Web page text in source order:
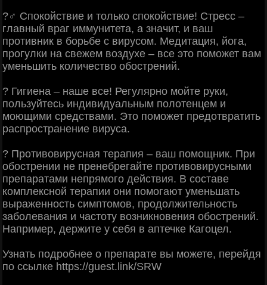
?‍♂ Спокойствие и только спокойствие! Стресс –
главный враг иммунитета, а значит, и ваш
противник в борьбе с вирусом. Медитация, йога,
прогулки на свежем воздухе – все это поможет вам
уменьшить количество обострений.
? Гигиена – наше все! Регулярно мойте руки,
пользуйтесь индивидуальным полотенцем и
моющими средствами. Это поможет предотвратить
распространение вируса.
? Противовирусная терапия – ваш помощник. При
обострении не пренебрегайте противовирусными
препаратами непрямого действия. В составе
комплексной терапии они помогают уменьшать
выраженность симптомов, продолжительность
заболевания и частоту возникновения обострений.
Например, держите у себя в аптечке Кагоцел.
Узнать подробнее о препарате вы можете, перейдя
по ссылке https://guest.link/SRW